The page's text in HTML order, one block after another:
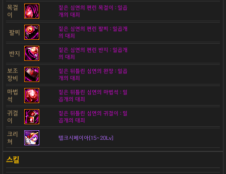
목걸
이
짙은 심연의 편린 목걸이 : 일곱
개의 대죄
팔찌
짙은 심연의 편린 팔찌 : 일곱개
의 대죄
반지
짙은 심연의 편린 반지 : 일곱개
의 대죄
보조
장비
짙은 뒤틀린 심연의 완장 : 일곱
개의 대죄
마법
석
짙은 뒤틀린 심연의 마법석 : 일
곱개의 대죄
귀걸
이
짙은 뒤틀린 심연의 귀걸이 : 일
곱개의 대죄
크리
쳐
텔크시페이아[15~20Lv]